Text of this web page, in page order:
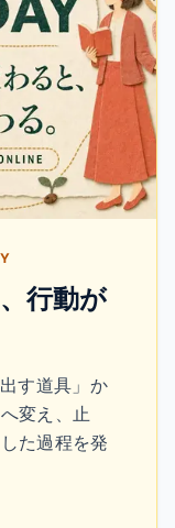
行動が
す道具」か
変え、止
た過程を発